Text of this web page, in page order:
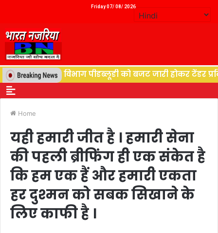
Friday 07/ 08/ 2026
विद्युत विभाग पीडब्लूडी को बजट जारी होकर टेंडर
Home
यही हमारी जीत है । हमारी सेना
की पहली ब्रीफिंग ही एक संकेत है
कि हम एक हैं और हमारी एकता
हर दुश्मन को सबक सिखाने के
लिए काफी है ।